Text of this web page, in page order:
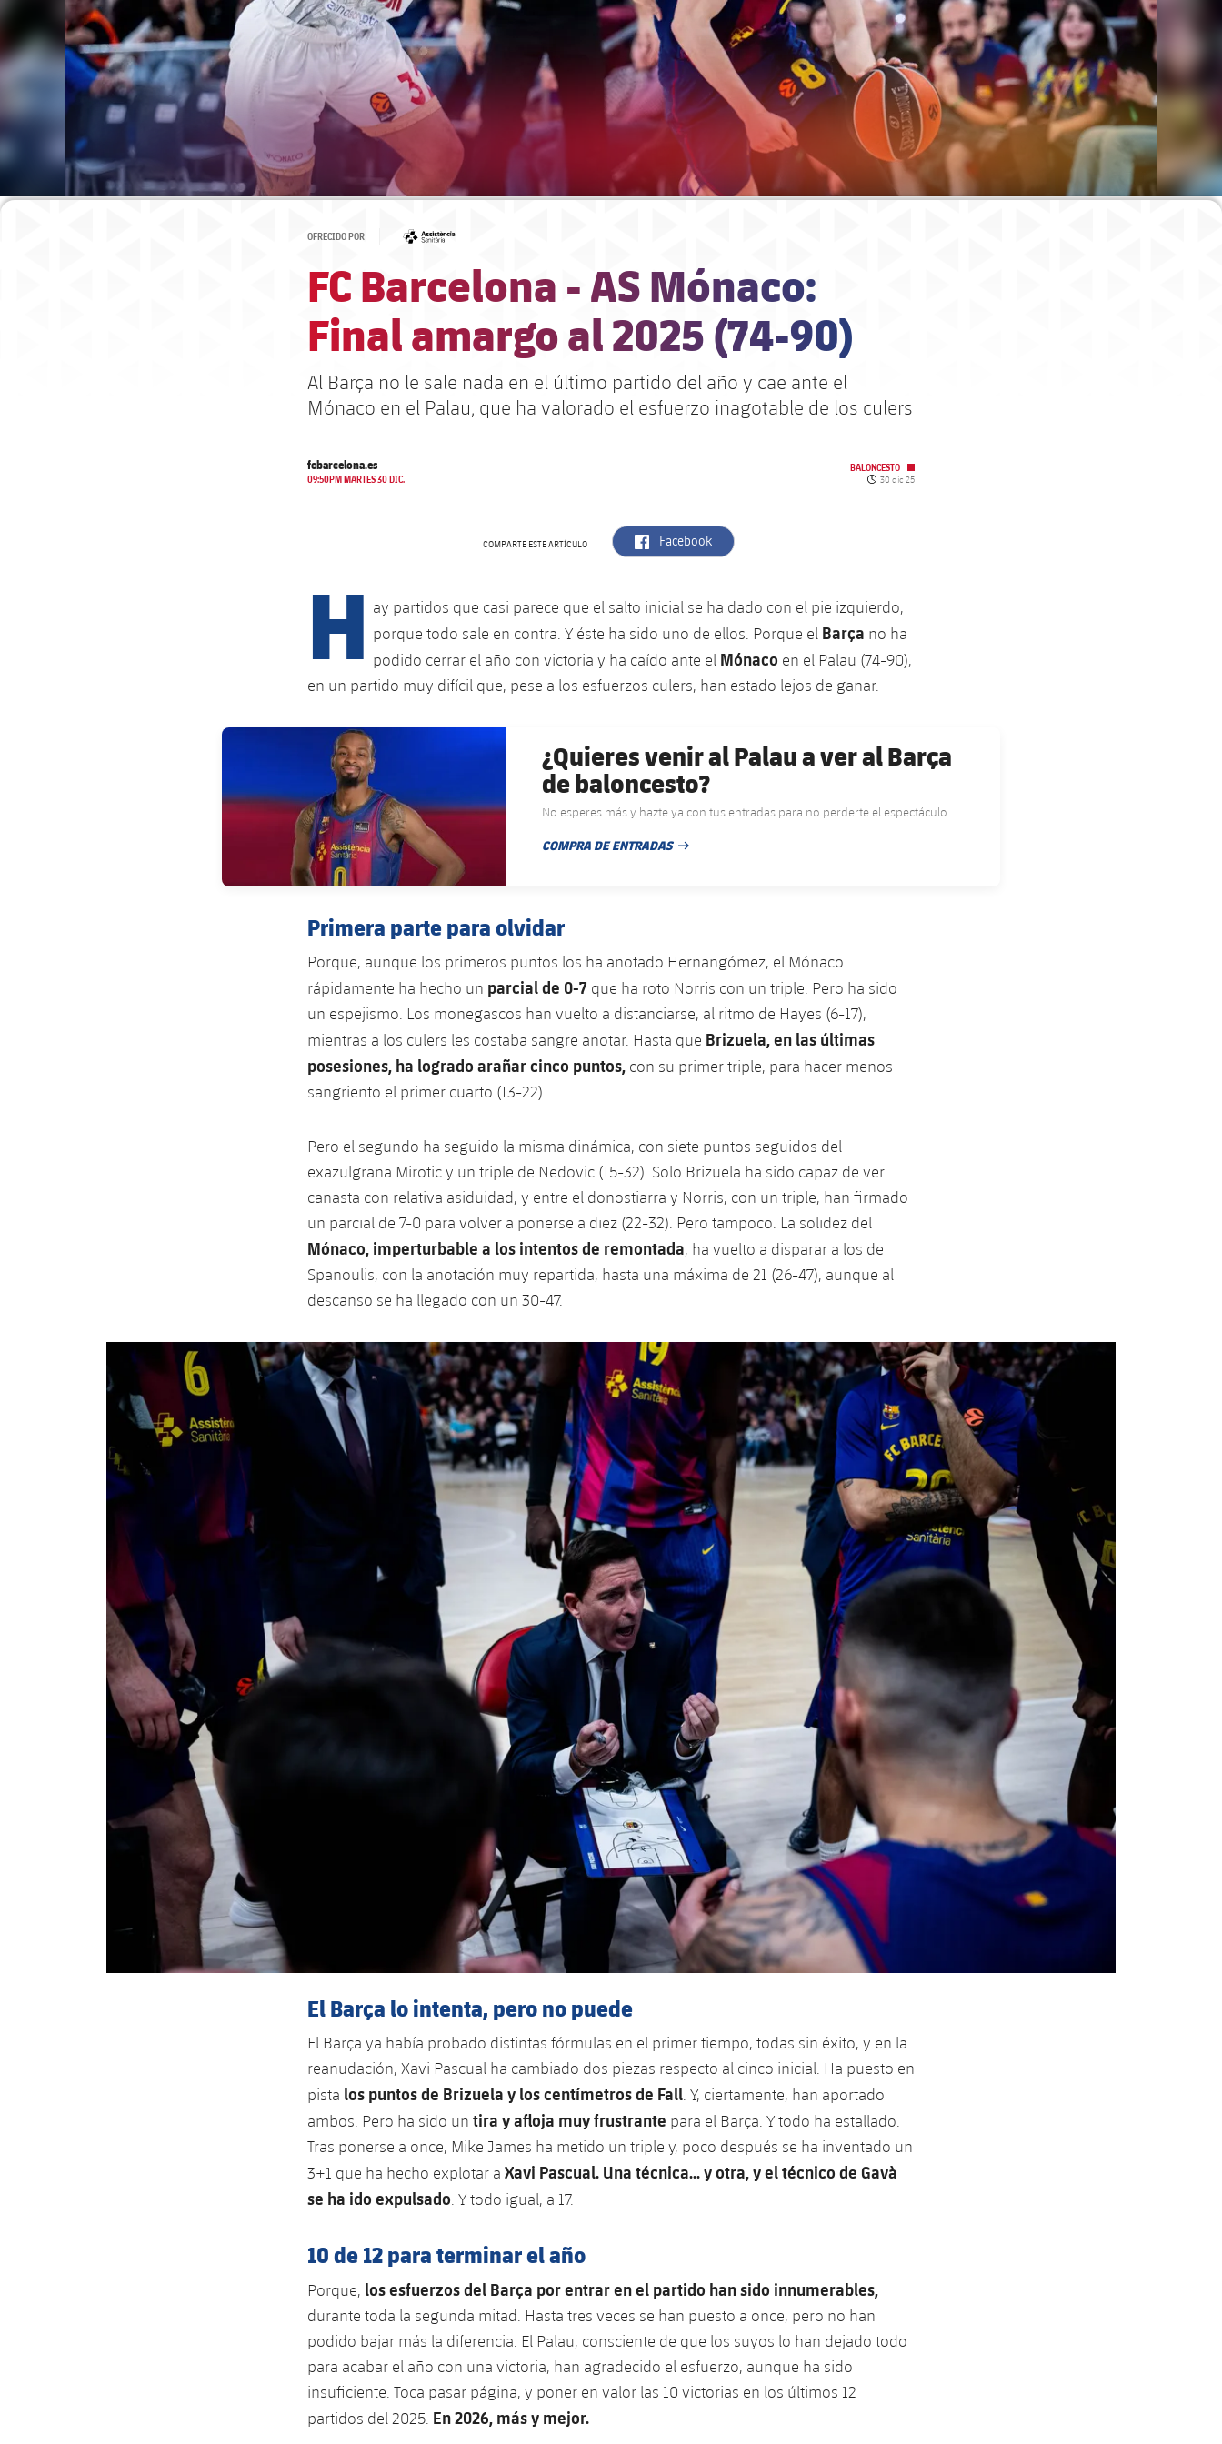
OFRECIDO POR
FC Barcelona - AS Mónaco:
Final amargo al 2025 (74-90)
Al Barça no le sale nada en el último partido del año y cae ante el
Mónaco en el Palau, que ha valorado el esfuerzo inagotable de los culers
fcbarcelona.es
09:50PM MARTES 30 DIC.
BALONCESTO
Fecha de publicación
30 dic 25
COMPARTE ESTE ARTÍCULO label.aria.facebook
Facebook
H ay partidos que casi parece que el salto inicial se ha dado con el pie izquierdo,
porque todo sale en contra. Y éste ha sido uno de ellos. Porque el Barça no ha
podido cerrar el año con victoria y ha caído ante el Mónaco en el Palau (74-90),
en un partido muy difícil que, pese a los esfuerzos culers, han estado lejos de ganar.
FC Barcelona club badge
¿Quieres venir al Palau a ver al Barça
de baloncesto?
No esperes más y hazte ya con tus entradas para no perderte el espectáculo.
COMPRA DE ENTRADAS
FECHA DE PUBLICACIÓN
Primera parte para olvidar
Porque, aunque los primeros puntos los ha anotado Hernangómez, el Mónaco
rápidamente ha hecho un parcial de 0-7 que ha roto Norris con un triple. Pero ha sido
un espejismo. Los monegascos han vuelto a distanciarse, al ritmo de Hayes (6-17),
mientras a los culers les costaba sangre anotar. Hasta que Brizuela, en las últimas
posesiones, ha logrado arañar cinco puntos, con su primer triple, para hacer menos
sangriento el primer cuarto (13-22).
Pero el segundo ha seguido la misma dinámica, con siete puntos seguidos del
exazulgrana Mirotic y un triple de Nedovic (15-32). Solo Brizuela ha sido capaz de ver
canasta con relativa asiduidad, y entre el donostiarra y Norris, con un triple, han firmado
un parcial de 7-0 para volver a ponerse a diez (22-32). Pero tampoco. La solidez del
Mónaco, imperturbable a los intentos de remontada, ha vuelto a disparar a los de
Spanoulis, con la anotación muy repartida, hasta una máxima de 21 (26-47), aunque al
descanso se ha llegado con un 30-47.
El Barça lo intenta, pero no puede
El Barça ya había probado distintas fórmulas en el primer tiempo, todas sin éxito, y en la
reanudación, Xavi Pascual ha cambiado dos piezas respecto al cinco inicial. Ha puesto en
pista los puntos de Brizuela y los centímetros de Fall . Y, ciertamente, han aportado
ambos. Pero ha sido un tira y afloja muy frustrante para el Barça. Y todo ha estallado.
Tras ponerse a once, Mike James ha metido un triple y, poco después se ha inventado un
3+1 que ha hecho explotar a Xavi Pascual. Una técnica... y otra, y el técnico de Gavà
se ha ido expulsado . Y todo igual, a 17.
10 de 12 para terminar el año
Porque, los esfuerzos del Barça por entrar en el partido han sido innumerables,
durante toda la segunda mitad. Hasta tres veces se han puesto a once, pero no han
podido bajar más la diferencia. El Palau, consciente de que los suyos lo han dejado todo
para acabar el año con una victoria, han agradecido el esfuerzo, aunque ha sido
insuficiente. Toca pasar página, y poner en valor las 10 victorias en los últimos 12
partidos del 2025. En 2026, más y mejor.